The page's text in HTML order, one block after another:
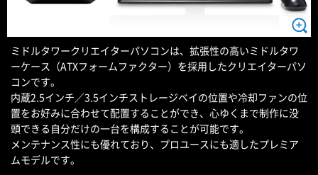
ミドルタワークリエイターパソコンは、拡張性の高いミドルタワ
ーケース（ATXフォームファクター）を採用したクリエイターパソ
コンです。
内蔵2.5インチ／3.5インチストレージベイの位置や冷却ファンの位
置をお好みに合わせて配置することができ、心ゆくまで制作に没
頭できる自分だけの一台を構成することが可能です。
メンテナンス性にも優れており、プロユースにも適したプレミア
ムモデルです。